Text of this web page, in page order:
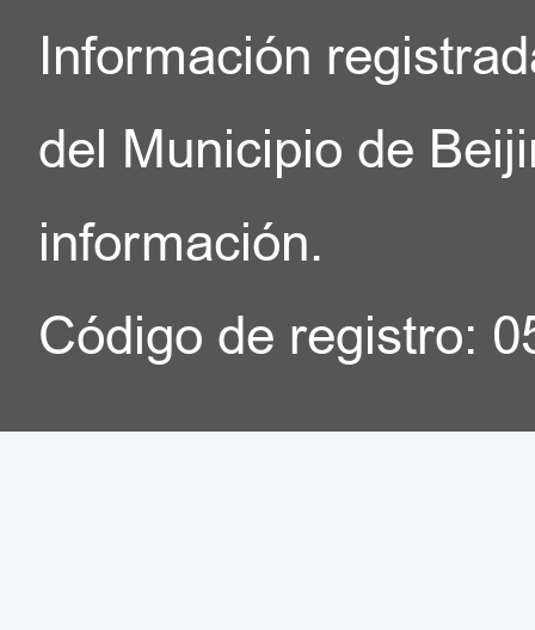
Información
del Municipio de
información.
Código de registro: